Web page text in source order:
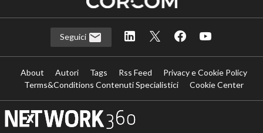
Seguici
About Autori Tags Rss Feed
Privacy e Cookie Policy
Terms&Conditions Contenuti Specialistici
Cookie Center